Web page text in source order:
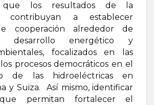
que los resultados de la
contribuyan a establecer
cooperación alrededor de
desarrollo energético y
focalizados en las
procesos democráticos en el
de las hidroeléctricas en
y Suiza. Así mismo, identificar
que permitan fortalecer el